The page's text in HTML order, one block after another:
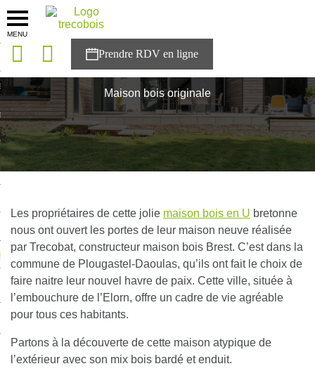
MENU
solutions
Trecobois
à NESTOR
Maison bois originale
Les propriétaires de cette jolie maison bois en U bretonne
nous ont ouvert les portes de leur maison neuve réalisée
par Trecobat, constructeur maison bois Brest. C’est dans la
commune de Plougastel-Daoulas, qu’ils ont fait le choix de
faire naitre leur nouvel havre de paix. Cette ville, située à
l’embouchure de l’Elorn, offre un cadre de vie agréable
pour tous ces habitants.
Partons à la découverte de cette maison atypique de
l’extérieur avec son mix bois bardé et enduit.